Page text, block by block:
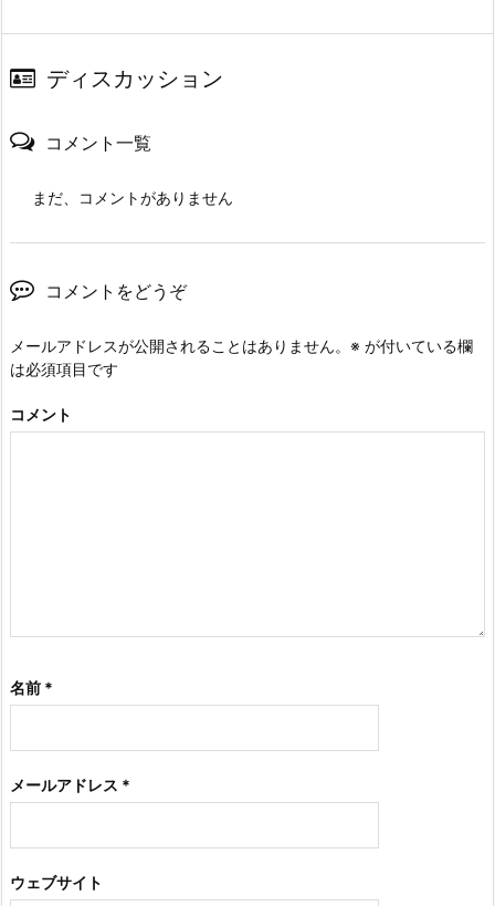
ディスカッション
コメント一覧
まだ、コメントがありません
コメントをどうぞ
メールアドレスが公開されることはありません。 ※ が付いている欄
は必須項目です
コメント
名前 *
メールアドレス *
ウェブサイト